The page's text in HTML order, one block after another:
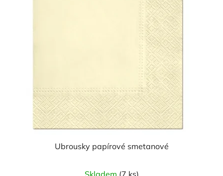
Ubrousky papírové smetanové
Skladem (7 ks)